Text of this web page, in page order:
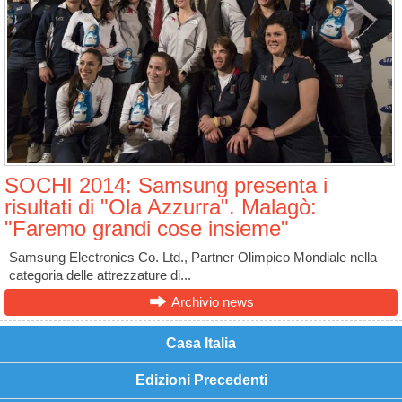
SOCHI 2014: Samsung presenta i
risultati di "Ola Azzurra". Malagò:
"Faremo grandi cose insieme"
Samsung Electronics Co. Ltd., Partner Olimpico Mondiale nella
categoria delle attrezzature di...
Archivio news
Casa Italia
Edizioni Precedenti